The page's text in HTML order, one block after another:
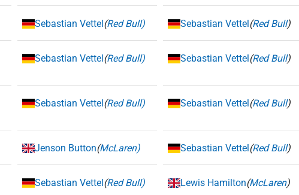
Sebastian Vettel(Red Bull) Sebastian Vettel(Red Bull)
Sebastian Vettel(Red Bull) Sebastian Vettel(Red Bull)
Sebastian Vettel(Red Bull) Sebastian Vettel(Red Bull)
Jenson Button(McLaren) Sebastian Vettel(Red Bull)
Sebastian Vettel(Red Bull) Lewis Hamilton(McLaren)